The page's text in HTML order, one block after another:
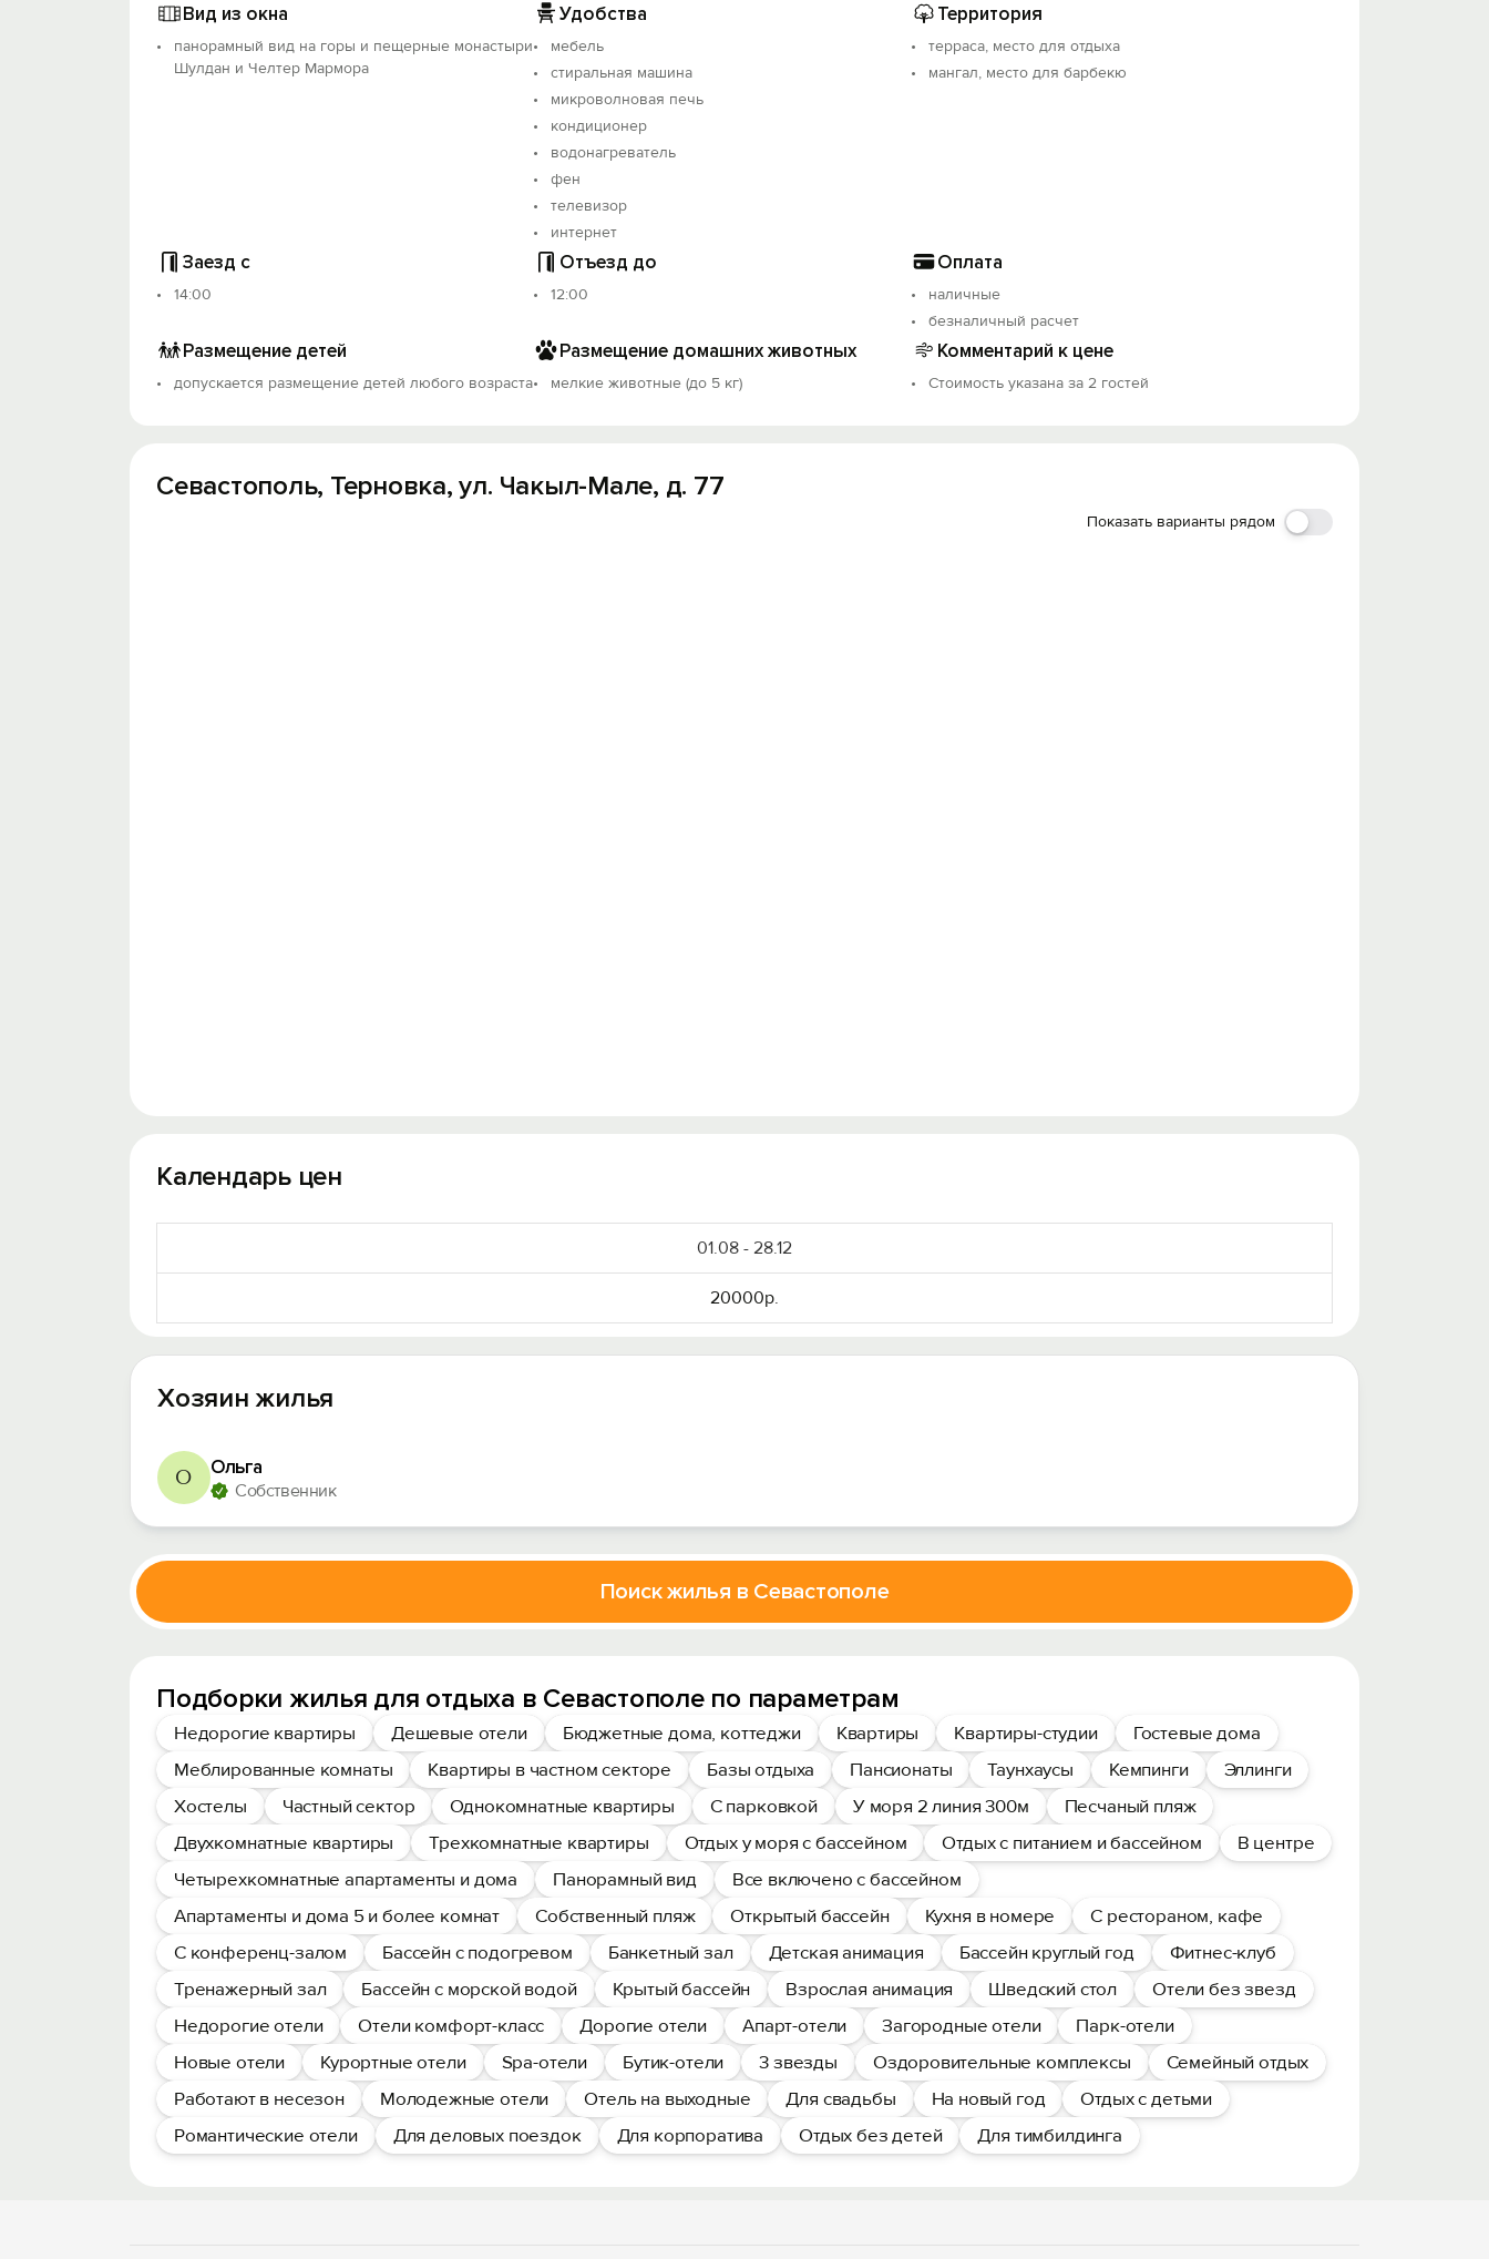
Вид из окна
панорамный вид на горы и пещерные монастыри
Шулдан и Челтер Мармора
Удобства
мебель
стиральная машина
микроволновая печь
кондиционер
водонагреватель
фен
телевизор
интернет
Территория
терраса, место для отдыха
мангал, место для барбекю
Заезд с
14:00
Отъезд до
12:00
Оплата
наличные
безналичный расчет
Размещение детей
допускается размещение детей любого возраста
Размещение домашних животных
мелкие животные (до 5 кг)
Комментарий к цене
Стоимость указана за 2 гостей
Севастополь, Терновка, ул. Чакыл-Мале, д. 77
Показать варианты рядом
Календарь цен
01.08 - 28.12
20000р.
Хозяин жилья
О Ольга
Собственник
Поиск жилья в Севастополе
Подборки жилья для отдыха в Севастополе по параметрам
Недорогие квартиры Дешевые отели Бюджетные дома, коттеджи Квартиры Квартиры-студии
Гостевые дома
Меблированные комнаты
Квартиры в частном секторе Базы отдыха Пансионаты Таунхаусы Кемпинги
Эллинги
Хостелы
Частный сектор Однокомнатные квартиры С парковкой У моря 2 линия 300м
Песчаный пляж
Двухкомнатные квартиры
Трехкомнатные квартиры Отдых у моря с бассейном Отдых с питанием и бассейном
В центре
Четырехкомнатные апартаменты и дома
Панорамный вид
Все включено с бассейном
Апартаменты и дома 5 и более комнат
Собственный пляж Открытый бассейн Кухня в номере
С рестораном, кафе
С конференц-залом
Бассейн с подогревом Банкетный зал Детская анимация Бассейн круглый год
Фитнес-клуб
Тренажерный зал
Бассейн с морской водой Крытый бассейн Взрослая анимация Шведский стол
Отели без звезд
Недорогие отели
Отели комфорт-класс Дорогие отели Апарт-отели Загородные отели
Парк-отели
Новые отели
Курортные отели Spa-отели Бутик-отели 3 звезды Оздоровительные комплексы
Семейный отдых
Работают в несезон
Молодежные отели Отель на выходные Для свадьбы На новый год
Отдых с детьми
Романтические отели
Для деловых поездок Для корпоратива Отдых без детей Для тимбилдинга